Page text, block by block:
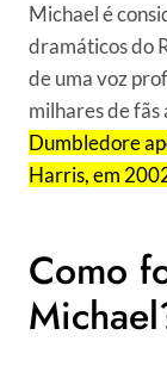
Michael é
dramáticos do
de uma voz
milhares de fãs
Dumbledore
Harris, em
Como